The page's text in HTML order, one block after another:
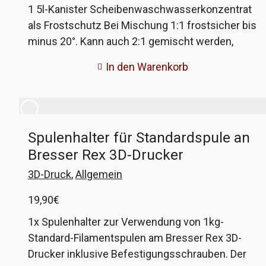
höher. Ihr könnt auch die verlängerte Variante
wählen, dann sitzt der Schaltknauf 80mm höher.
Die Farbe des Sockels könnt ihr wählen. Als Clou
Auch da stehen mehrere Farben zur Wahl. Der
1 5l-Kanister Scheibenwaschwasserkonzentrat
als Frostschutz Bei Mischung 1:1 frostsicher bis
minus 20°. Kann auch 2:1 gemischt werden,
In den Warenkorb
Spulenhalter für Standardspule an
Bresser Rex 3D-Drucker
3D-Druck,Allgemein
19,90€
1x Spulenhalter zur Verwendung von 1kg-
Standard-Filamentspulen am Bresser Rex 3D-
Drucker inklusive Befestigungsschrauben. Der